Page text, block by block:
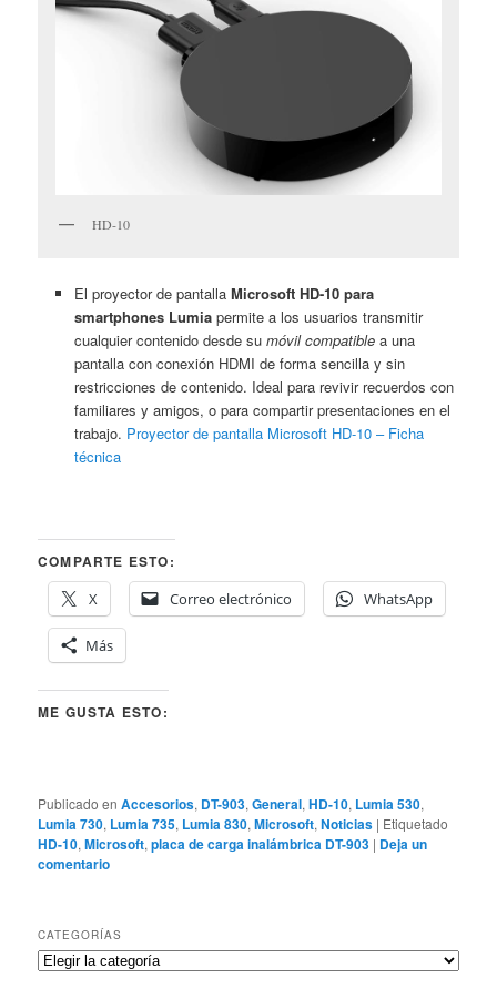
HD-10
El proyector de pantalla Microsoft HD-10 para
smartphones Lumia permite a los usuarios transmitir
cualquier contenido desde su móvil compatible a una
pantalla con conexión HDMI de forma sencilla y sin
restricciones de contenido. Ideal para revivir recuerdos con
familiares y amigos, o para compartir presentaciones en el
trabajo. Proyector de pantalla Microsoft HD-10 – Ficha
técnica
COMPARTE ESTO:
X
Correo electrónico WhatsApp
Más
ME GUSTA ESTO:
Publicado en Accesorios, DT-903,General,HD-10, Lumia 530,
Lumia 730, Lumia 735, Lumia 830,Microsoft,Noticias | Etiquetado
HD-10,Microsoft,placa de carga inalámbrica DT-903 | Deja un
comentario
CATEGORÍAS
Categorías